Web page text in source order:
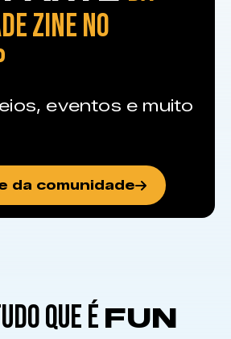
ZINE NO
eventos e muito
da comunidade
QUE É FUN